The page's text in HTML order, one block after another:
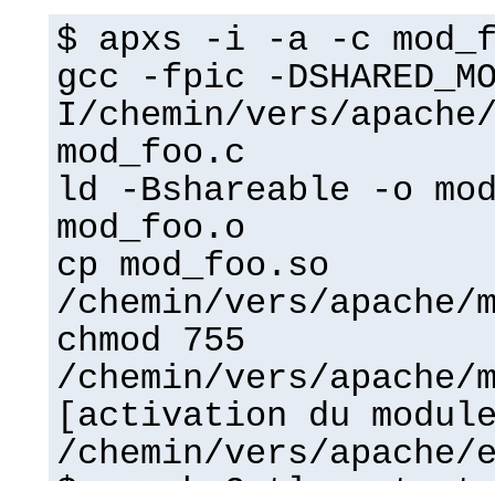
$ apxs -i -a -c
gcc -fpic -
I/chemin/vers/
mod_foo.c
ld -Bshareable -o
mod_foo.o
cp mod_foo.so
/chemin/vers/apache/
chmod 755
/chemin/vers/apache/
[activation du
/chemin/vers/